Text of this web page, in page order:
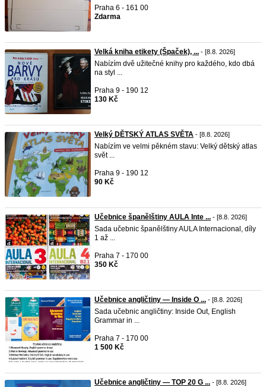
Praha 6 - 161 00
Zdarma
Velká kniha etikety (Špaček), ... - [8.8. 2026]
Nabízím dvě užitečné knihy pro každého, kdo dbá
na styl ...
Praha 9 - 190 12
130 Kč
Velký DĚTSKÝ ATLAS SVĚTA - [8.8. 2026]
Nabízím ve velmi pěkném stavu: Velký dětský atlas
svět ...
Praha 9 - 190 12
90 Kč
Učebnice španělštiny AULA Inte ... - [8.8. 2026]
Sada učebnic španělštiny AULA Internacional, díly
1 až ...
Praha 7 - 170 00
350 Kč
Učebnice angličtiny — Inside O ... - [8.8. 2026]
Sada učebnic angličtiny: Inside Out, English
Grammar in ...
Praha 7 - 170 00
1 500 Kč
Učebnice angličtiny — TOP 20 G ... - [8.8. 2026]